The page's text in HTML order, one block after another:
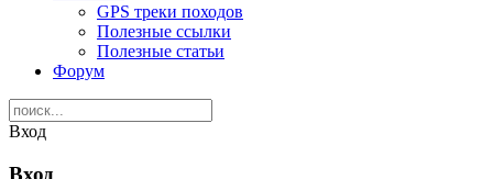
GPS треки походов
Полезные ссылки
Полезные статьи
Форум
Вход
Вход